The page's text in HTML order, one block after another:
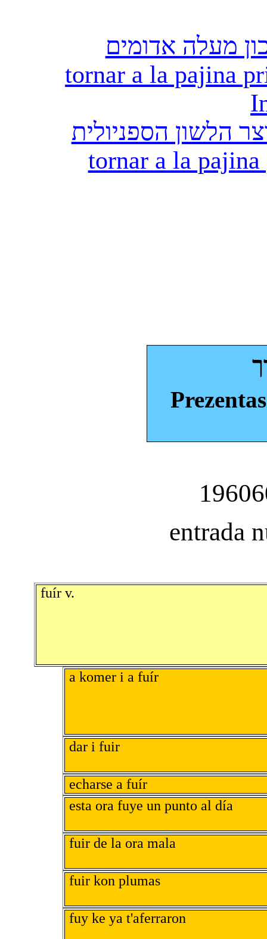
מעלה אדומים
tornar a la pajina
הלשון הספניולית
tornar a la
entrada
fuír v.
a komer i a fuír
dar i fuir
echarse a fuír
esta ora fuye un punto al día
fuir de la ora mala
fuir kon plumas
fuy ke ya t'aferraron